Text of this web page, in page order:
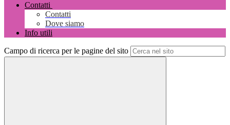
Contatti
Contatti
Dove siamo
Info utili
Campo di ricerca per le pagine del sito